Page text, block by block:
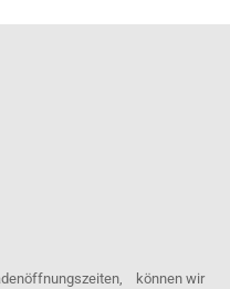
können wir